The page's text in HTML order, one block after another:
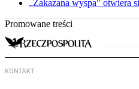
„Zakazana wyspa" otwiera
Promowane treści
KONTAKT